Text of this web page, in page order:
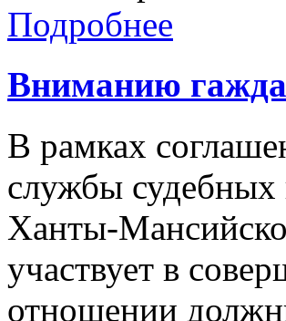
Подробнее
Вниманию
В рамках
службы судебных
Ханты-
участвует в
отношении